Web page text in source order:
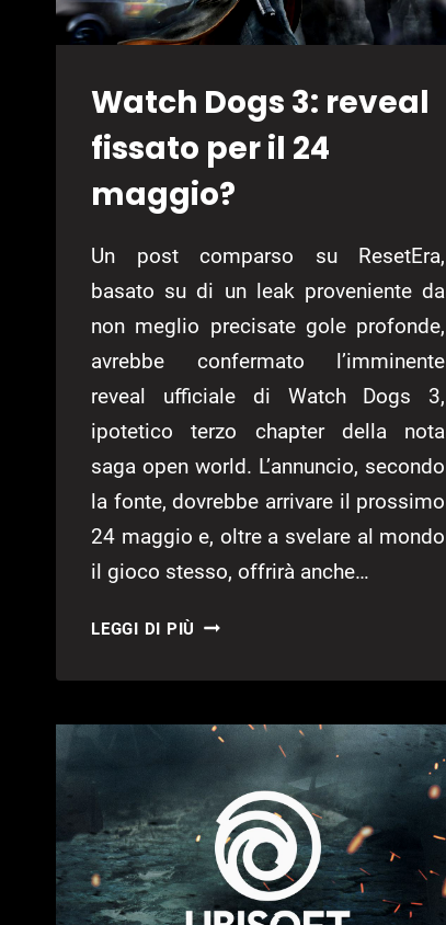
Watch Dogs 3: reveal
fissato per il 24
maggio?
Un post comparso su ResetEra,
basato su di un leak proveniente da
non meglio precisate gole profonde,
avrebbe confermato l’imminente
reveal ufficiale di Watch Dogs 3,
ipotetico terzo chapter della nota
saga open world. L’annuncio, secondo
la fonte, dovrebbe arrivare il prossimo
24 maggio e, oltre a svelare al mondo
il gioco stesso, offrirà anche…
LEGGI DI PIÙ WATCH
3:
FISSATO
24
MAGGIO?